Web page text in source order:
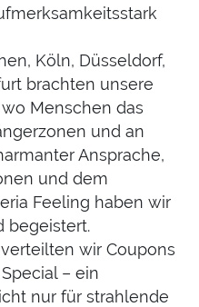
Köln, Düsseldorf,
brachten unsere
Menschen das
und an
Ansprache,
und dem
Feeling haben wir
begeistert.
wir Coupons
– ein
nur für strahlende